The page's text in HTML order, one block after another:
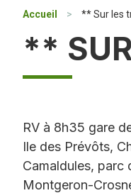
Accueil > ** Sur les
**
RV à 8h35 gare
Ile des Prévôts,
Camaldules, parc
Montgeron-